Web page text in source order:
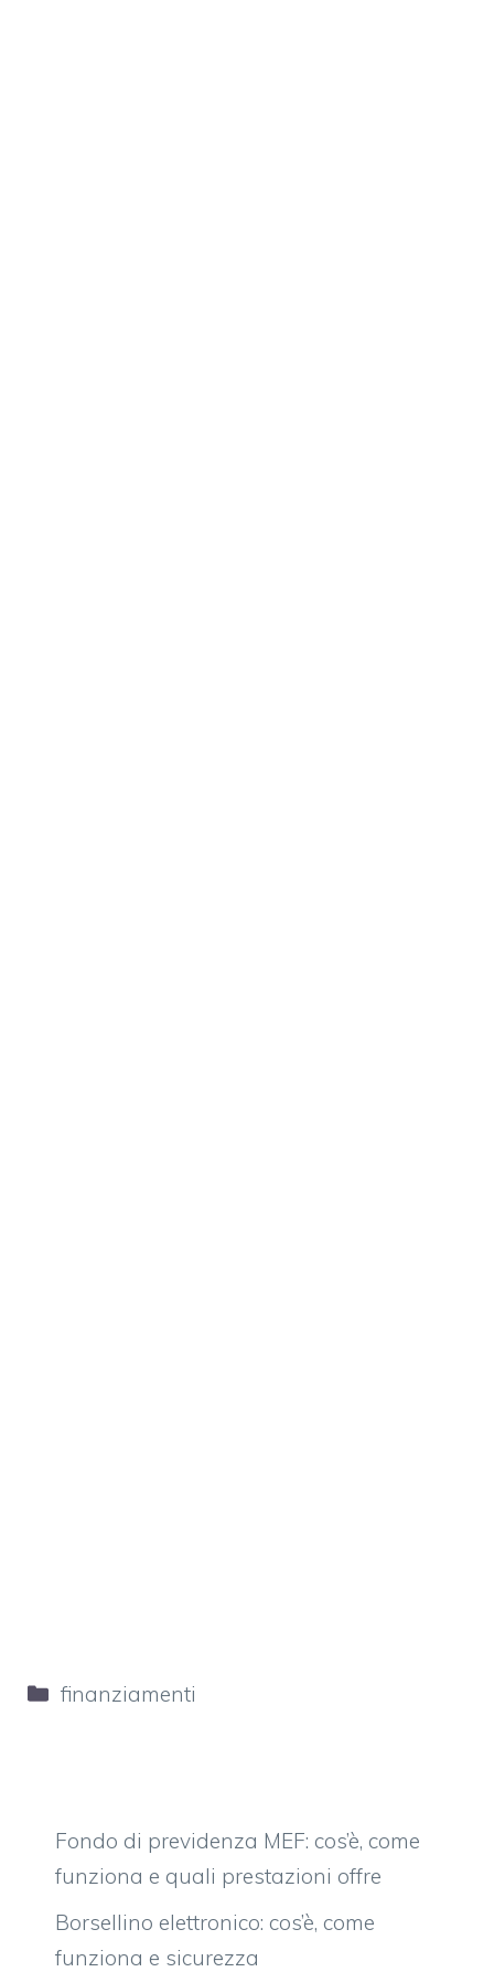
Categorie
finanziamenti
Fondo di previdenza MEF: cos’è, come
funziona e quali prestazioni offre
Borsellino elettronico: cos’è, come
funziona e sicurezza